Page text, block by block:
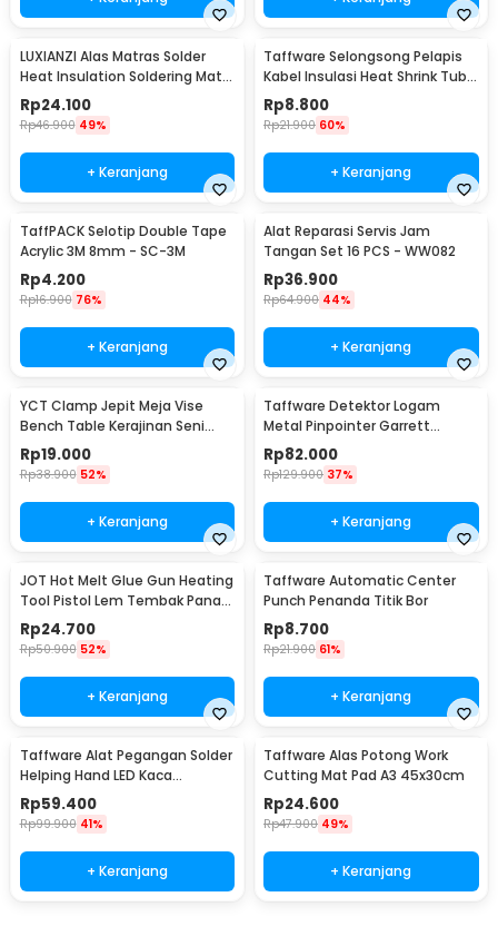
LUXIANZI Alas Matras Solder
Heat Insulation Soldering Mat
340x230mm - S-120B
Rp24.100
Rp46.900 49%
+ Keranjang
Taffware Selongsong Pelapis
Kabel Insulasi Heat Shrink Tube
127 PCS - RSG-AHZ
Rp8.800
Rp21.900 60%
+ Keranjang
TaffPACK Selotip Double Tape
Acrylic 3M 8mm - SC-3M
Rp4.200
Rp16.900 76%
+ Keranjang
Alat Reparasi Servis Jam
Tangan Set 16 PCS - WW082
Rp36.900
Rp64.900 44%
+ Keranjang
YCT Clamp Jepit Meja Vise
Bench Table Kerajinan Seni
Perhiasan 25mm - QST
Rp19.000
Rp38.900 52%
+ Keranjang
Taffware Detektor Logam
Metal Pinpointer Garrett
Waterproof - 1166000
Rp82.000
Rp129.900 37%
+ Keranjang
JOT Hot Melt Glue Gun Heating
Tool Pistol Lem Tembak Panas
20W - QT-302
Rp24.700
Rp50.900 52%
+ Keranjang
Taffware Automatic Center
Punch Penanda Titik Bor
Rp8.700
Rp21.900 61%
+ Keranjang
Taffware Alat Pegangan Solder
Helping Hand LED Kaca
Pembesar 3.5X - TE-801
Rp59.400
Rp99.900 41%
+ Keranjang
Taffware Alas Potong Work
Cutting Mat Pad A3 45x30cm
Rp24.600
Rp47.900 49%
+ Keranjang